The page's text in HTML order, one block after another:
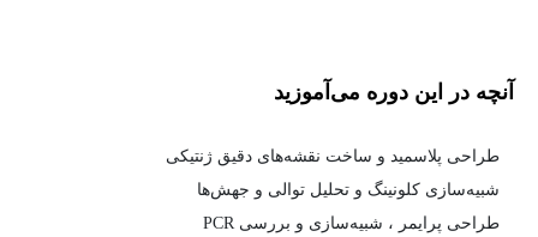
آنچه در این دوره می‌آموزید
طراحی پلاسمید و ساخت نقشه‌های دقیق ژنتیکی
شبیه‌سازی کلونینگ و تحلیل توالی و جهش‌ها
طراحی پرایمر ، شبیه‌سازی و بررسی PCR